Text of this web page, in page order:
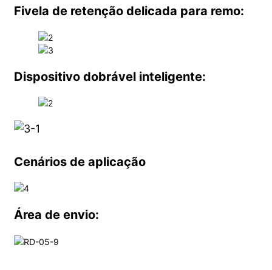
Fivela de retenção delicada para remo:
Dispositivo dobrável inteligente:
Cenários de aplicação
Área de envio: